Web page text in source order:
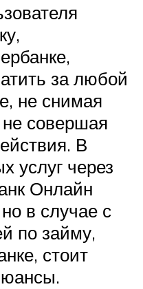
за любой
не снимая
совершая
В
услуг через
Онлайн
в случае с
по займу,
стоит